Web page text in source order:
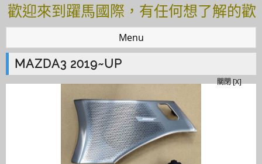
歡迎來到躍馬國際，有任何想了解的歡
迎加入＠官方帳號：＠tof5459i 聯繫電
話0925166083
歡迎來到躍馬國際，有任何想了解的歡
話0925166083
Menu
MAZDA3 2019~UP
關閉 [X]